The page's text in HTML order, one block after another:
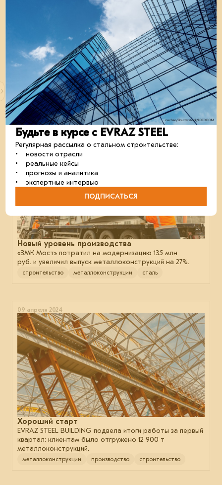
Модульное общежитие для строителей
метротрама
Здание в Челябинске построят за 60 рабочих дней.
отрасль строительство монтаж
21 февраля 2025
Новый уровень производства
«ЗМК Мост» потратил на модернизацию 135 млн
руб. и увеличил выпуск металлоконструкций на 27%.
строительство металлоконструкции сталь
09 апреля 2024
Хороший старт
EVRAZ STEEL BUILDING подвела итоги работы за первый
квартал: клиентам было отгружено 12 900 т
металлоконструкций.
металлоконструкции производство строительство
Будьте в курсе с EVRAZ STEEL
Регулярная рассылка о стальном строительстве:
• новости отрасли
• реальные кейсы
• прогнозы и аналитика
• экспертные интервью
ПОДПИСАТЬСЯ